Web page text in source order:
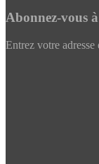
Abonnez-vous
Entrez votre adresse